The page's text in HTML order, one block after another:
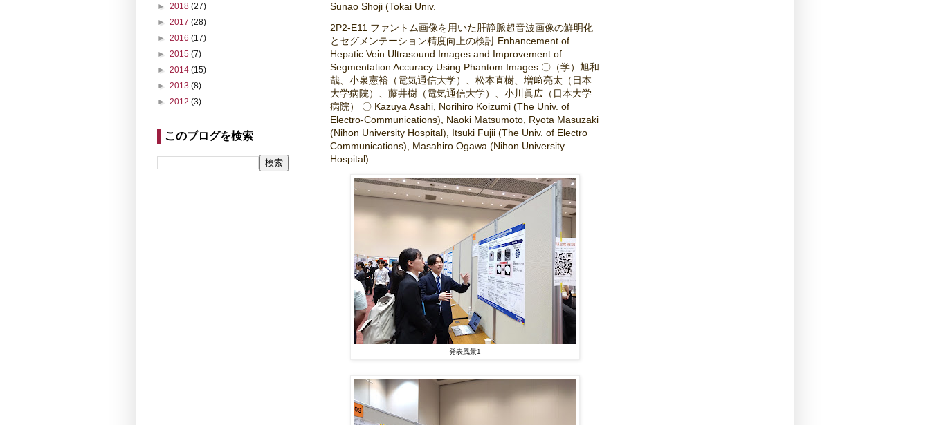
Sunao Shoji (Tokai Univ.
2P2-E11 ファントム画像を用いた肝静脈超音波画像の鮮明化
とセグメンテーション精度向上の検討 Enhancement of
Hepatic Vein Ultrasound Images and Improvement of
Segmentation Accuracy Using Phantom Images 〇（学）旭和
哉、小泉憲裕（電気通信大学）、松本直樹、増﨑亮太（日本
大学病院）、藤井樹（電気通信大学）、小川眞広（日本大学
病院） 〇 Kazuya Asahi, Norihiro Koizumi (The Univ. of
Electro-Communications), Naoki Matsumoto, Ryota Masuzaki
(Nihon University Hospital), Itsuki Fujii (The Univ. of Electro
Communications), Masahiro Ogawa (Nihon University
Hospital)
発表風景1
► 2018 (27)
► 2017 (28)
► 2016 (17)
► 2015 (7)
► 2014 (15)
► 2013 (8)
► 2012 (3)
このブログを検索